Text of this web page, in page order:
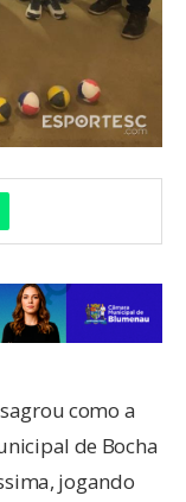
como a
de Bocha
jogando